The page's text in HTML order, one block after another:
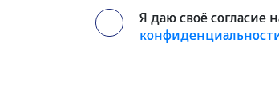
Я даю своё согласие